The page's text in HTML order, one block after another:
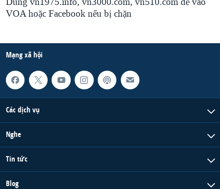
VOA hoặc Facebook nếu bị chặn
Mạng xã hội
Các dịch vụ
Nghe
Tin tức
Blog